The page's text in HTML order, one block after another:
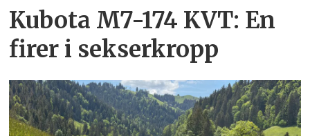
Kubota M7-174 KVT: En
firer i sekserkropp